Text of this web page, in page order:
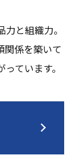
と組織力。
関係を築いて
ています。